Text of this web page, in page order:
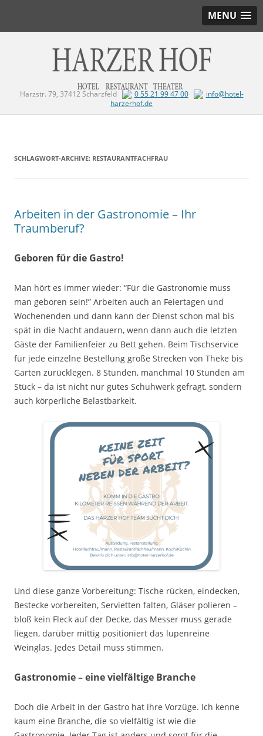
MENU
Harzstr. 79, 37412 Scharzfeld 0 55 21 99 47 00
info@hotel-
harzerhof.de
SCHLAGWORT-ARCHIVE: RESTAURANTFACHFRAU
Arbeiten in der Gastronomie – Ihr
Traumberuf?
Geboren für die Gastro!
Man hört es immer wieder: “Für die Gastronomie muss
man geboren sein!” Arbeiten auch an Feiertagen und
Wochenenden und dann kann der Dienst schon mal bis
spät in die Nacht andauern, wenn dann auch die letzten
Gäste der Familienfeier zu Bett gehen. Beim Tischservice
für jede einzelne Bestellung große Strecken von Theke bis
Garten zurücklegen. 8 Stunden, manchmal 10 Stunden am
Stück – da ist nicht nur gutes Schuhwerk gefragt, sondern
auch körperliche Belastbarkeit.
Und diese ganze Vorbereitung: Tische rücken, eindecken,
Bestecke vorbereiten, Servietten falten, Gläser polieren –
bloß kein Fleck auf der Decke, das Messer muss gerade
liegen, darüber mittig positioniert das lupenreine
Weinglas. Jedes Detail muss stimmen.
Gastronomie – eine vielfältige Branche
Doch die Arbeit in der Gastro hat ihre Vorzüge. Ich kenne
kaum eine Branche, die so vielfältig ist wie die